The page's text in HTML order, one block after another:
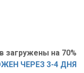
загружены на 70%
ЧЕРЕЗ 3-4 ДНЯ